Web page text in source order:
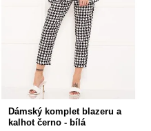
Dámský komplet blazeru a
kalhot černo - bílá